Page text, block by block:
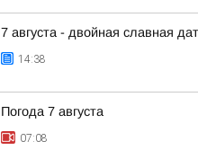
7 августа - двойная славная
14:38
Погода 7 августа
07:08